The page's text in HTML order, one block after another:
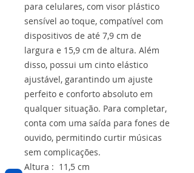
para celulares, com visor plástico
sensível ao toque, compatível com
dispositivos de até 7,9 cm de
largura e 15,9 cm de altura. Além
disso, possui um cinto elástico
ajustável, garantindo um ajuste
perfeito e conforto absoluto em
qualquer situação. Para completar,
conta com uma saída para fones de
ouvido, permitindo curtir músicas
sem complicações.
Altura : 11,5 cm